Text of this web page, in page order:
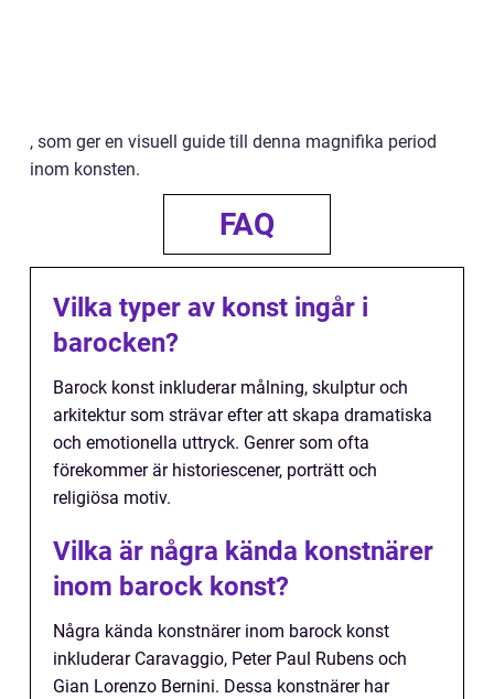
, som ger en visuell guide till denna magnifika period
inom konsten.
FAQ
Vilka typer av konst ingår i
barocken?
Barock konst inkluderar målning, skulptur och
arkitektur som strävar efter att skapa dramatiska
och emotionella uttryck. Genrer som ofta
förekommer är historiescener, porträtt och
religiösa motiv.
Vilka är några kända konstnärer
inom barock konst?
Några kända konstnärer inom barock konst
inkluderar Caravaggio, Peter Paul Rubens och
Gian Lorenzo Bernini. Dessa konstnärer har